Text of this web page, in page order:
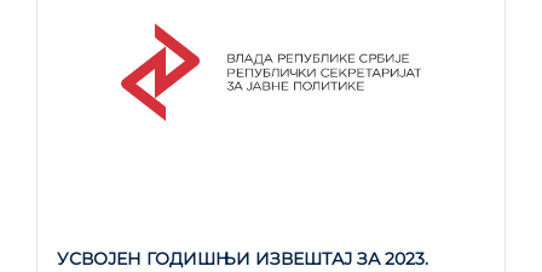
УСВОЈЕН ГОДИШЊИ ИЗВЕШТАЈ ЗА 2023.